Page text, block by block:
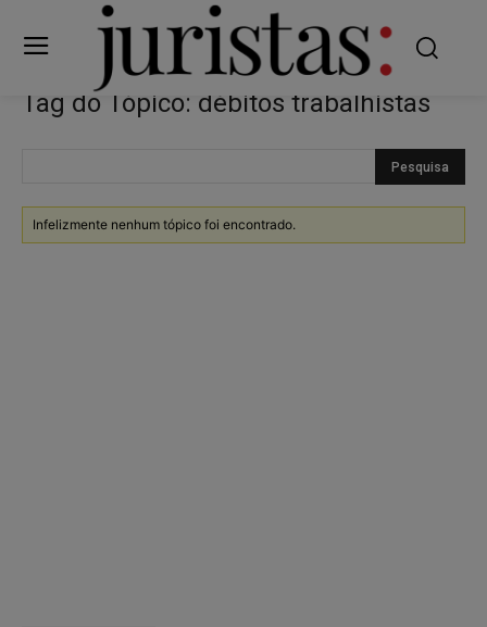
Tag do Tópico: débitos trabalhistas
Infelizmente nenhum tópico foi encontrado.